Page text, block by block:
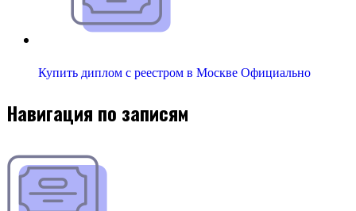
Купить диплом с реестром в Москве Официально
Навигация по записям